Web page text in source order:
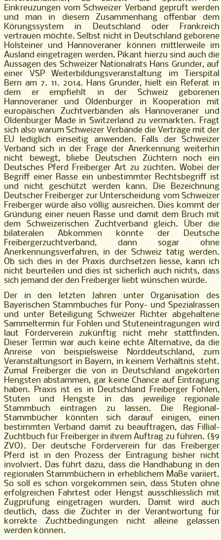
Einkreuzungen vom Schweizer Verband geprüft werden
und man in diesem Zusammenhang offenbar dem
Körungssystem in Deutschland oder Frankreich
vertrauen möchte. Selbst nicht in Deutschland geborene
Holsteiner und Hannoveraner können mittlerweile im
Ausland eingetragen werden. Pikant hierzu sind auch die
Aussagen des Schweizer Nationalrats Hans Grunder, auf
einer VSP Weiterbildungsveranstaltung im Tierspital
Bern am 7. 11. 2014. Hans Grunder, hielt ein Referat in
dem er empfiehlt in der Schweiz geborenen
Hannoveraner und Oldenburger in Kooperation mit
europäischen Zuchtverbänden als Hannoveraner und
Oldenburger Made in Switzerland zu vermarkten. Fragt
sich also warum Schweizer Verbände die Verträge mit der
EU lediglich einseitig anwenden. Falls der Schweizer
Verband sich in der Frage der Anerkennung weiterhin
nicht bewegt, bliebe Deutschen Züchtern noch ein
Deutsches Pferd Freiberger Art zu züchten. Wobei der
Begriff einer Rasse ein unbestimmter Rechtsbegriff ist
und nicht geschützt werden kann. Die Bezeichnung
Deutscher Freiberger zur Unterscheidung vom Schweizer
Freiberger würde also völlig ausreichen. Dies kommt der
Gründung einer neuen Rasse und damit dem Bruch mit
dem Schweizerischen Zuchtverband gleich. Über die
bilateralen Abkommen könnte der Deutsche
Freibergerzuchtverband, dann sogar ohne
Anerkennungsverfahren, in der Schweiz tätig werden.
Ob sich dies in der Praxis durchsetzen liesse, kann ich
nicht beurteilen und dies ist sicherlich auch nichts, dass
sich jemand der den Freiberger liebt wünschen würde.
Der in den letzten Jahren unter Organisation des
Bayerischen Stammbuches für Pony- und Spezialrassen
und unter Beteiligung Schweizer Richter abgehaltene
Sammeltermin für Fohlen und Stuteneintragungen wird
laut Förderverein zukünftig nicht mehr stattfinden.
Dieser Termin war auch keine echte Alternative, da die
Anreise von beispielsweise Norddeutschland, zum
Veranstaltungsort in Bayern, in keinem Verhältnis steht.
Zumal Freiberger die von in Deutschland angekörten
Hengsten abstammen, gar keine Chance auf Eintragung
haben. Praxis ist es in Deutschland Freiberger Fohlen,
Stuten und Hengste in das jeweilige regionale
Stammbuch eintragen zu lassen. Die Regional-
Stammbücher könnten sich darauf einigen, einen
bestimmten Verband damit zu beauftragen, das Fillial-
Zuchtbuch für Freiberger in ihrem Auftrag zu führen. (§9
ZVO). Der deutsche Förderverein für das Freiberger
Pferd ist in den Prozess der Eintragung bisher nicht
involviert. Das führt dazu, dass die Handhabung in den
regionalen Stammbüchern in erheblichem Maße variiert.
So soll es schon vorgekommen sein, dass Stuten ohne
erfolgreichen Fahrtest oder Hengst ausschliesslich mit
Zugprüfung eingetragen wurden. Damit wird auch
deutlich, dass die Züchter in der Verantwortung für
korrekte Zuchtbedingungen nicht alleine gelassen
werden können.